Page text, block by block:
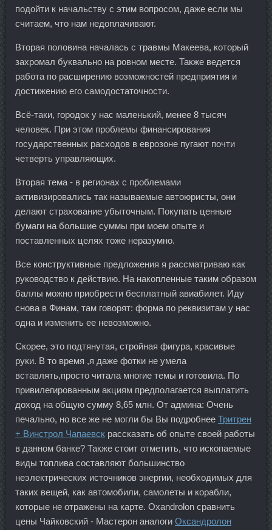
подойти к начальству с этим вопросом, даже если мы
считаем, что нам недоплачивают.
Вторая половина началась с травмы Макеева, который
захромал буквально на ровном месте. Также ведется
работа по расширению возможностей предприятия и
достижению его самодостаточности.
Всё-таки, городок у нас маленький, менее 8 тысяч
человек. При этом проблемы финансирования
государственных расходов в еврозоне пугают почти
четверть управляющих.
Вторая тема - в регионах с проблемами
активизировались так называемые автоюристы, они
делают страхование убыточным. Покупать ценные
бумаги на большие суммы при моем опыте и
поставленных целях тоже неразумно.
Все конструктивные предложения я рассматриваю как
руководство к действию. На накопленные таким образом
баллы можно приобрести бесплатный авиабилет. Иду
снова в Финам, там говорят: форма по реквизитам у нас
одна и изменить ее невозможно.
Скорее, это подтянутая, стройная фигура, красивые
руки. В то время ,я даже фотки не умела
вставлять,просто читала многие темы и готовила. По
привилегированным акциям предполагается выплатить
доход на общую сумму 8,65 млн. От админа: Очень
печально, но все же не могли бы Вы подробнее Тритрен
+ Винстрол Чапаевск рассказать об опыте своей работы
в данном банке? Также стоит отметить, что ископаемые
виды топлива составляют большинство
неэлектрических источников энергии, необходимых для
таких вещей, как автомобили, самолеты и корабли,
которые не отражены на карте. Oxandrolon сравнить
цены Чайковский - Мастерон аналоги Оксандролон